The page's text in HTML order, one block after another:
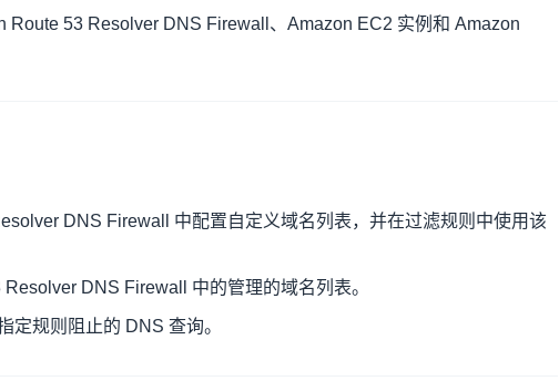
Route 53 Resolver DNS Firewall、Amazon EC2 实例和 Amazon
DNS Firewall 中配置自定义域名列表，并在过滤规则中使用该
DNS Firewall 中的管理的域名列表。
定规则阻止的 DNS 查询。